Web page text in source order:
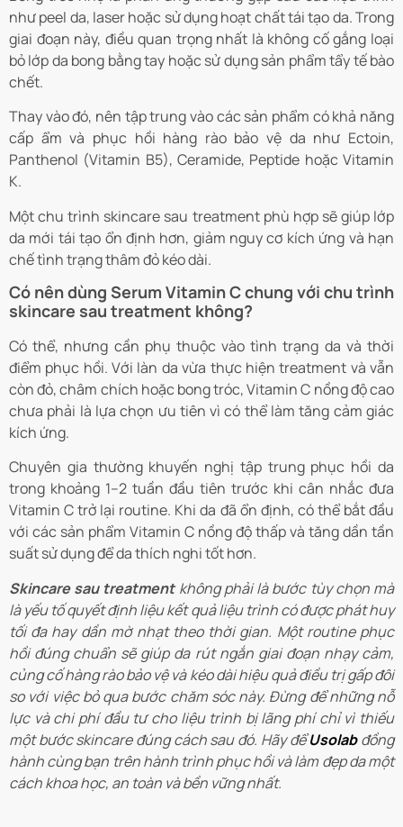
như peel da, laser hoặc sử dụng hoạt chất tái tạo da. Trong
giai đoạn này, điều quan trọng nhất là không cố gắng loại
bỏ lớp da bong bằng tay hoặc sử dụng sản phẩm tẩy tế bào
chết.
Thay vào đó, nên tập trung vào các sản phẩm có khả năng
cấp ẩm và phục hồi hàng rào bảo vệ da như Ectoin,
Panthenol (Vitamin B5), Ceramide, Peptide hoặc Vitamin
K.
Một chu trình skincare sau treatment phù hợp sẽ giúp lớp
da mới tái tạo ổn định hơn, giảm nguy cơ kích ứng và hạn
chế tình trạng thâm đỏ kéo dài.
Có nên dùng Serum Vitamin C chung với chu trình
skincare sau treatment không?
Có thể, nhưng cần phụ thuộc vào tình trạng da và thời
điểm phục hồi. Với làn da vừa thực hiện treatment và vẫn
còn đỏ, châm chích hoặc bong tróc, Vitamin C nồng độ cao
chưa phải là lựa chọn ưu tiên vì có thể làm tăng cảm giác
kích ứng.
Chuyên gia thường khuyến nghị tập trung phục hồi da
trong khoảng 1–2 tuần đầu tiên trước khi cân nhắc đưa
Vitamin C trở lại routine. Khi da đã ổn định, có thể bắt đầu
với các sản phẩm Vitamin C nồng độ thấp và tăng dần tần
suất sử dụng để da thích nghi tốt hơn.
Skincare sau treatmentkhông phải là bước tùy chọn mà
là yếu tố quyết định liệu kết quả liệu trình có được phát huy
tối đa hay dần mờ nhạt theo thời gian. Một routine phục
hồi đúng chuẩn sẽ giúp da rút ngắn giai đoạn nhạy cảm,
củng cố hàng rào bảo vệ và kéo dài hiệu quả điều trị gấp đôi
so với việc bỏ qua bước chăm sóc này. Đừng để những nỗ
lực và chi phí đầu tư cho liệu trình bị lãng phí chỉ vì thiếu
một bước skincare đúng cách sau đó. Hãy đểUsolabđồng
hành cùng bạn trên hành trình phục hồi và làm đẹp da một
cách khoa học, an toàn và bền vững nhất.